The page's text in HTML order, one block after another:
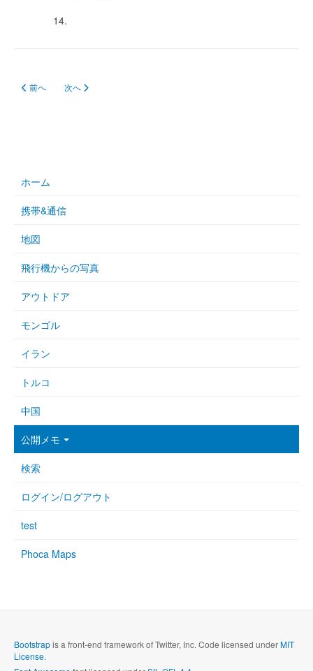
前の記事へ: Raspbian Jessie - OSのインストール
前へ 次の記事へ: Raspbian Jessie - TightVNC Serverのインストール
次へ
ホーム
携帯&通信
地図
飛行機からの写真
アウトドア
モンゴル
イラン
トルコ
中国
公開メモ
検索
ログイン/ログアウト
test
Phoca Maps
Bootstrapis a front-end framework of Twitter, Inc. Code licensed underMIT
License.